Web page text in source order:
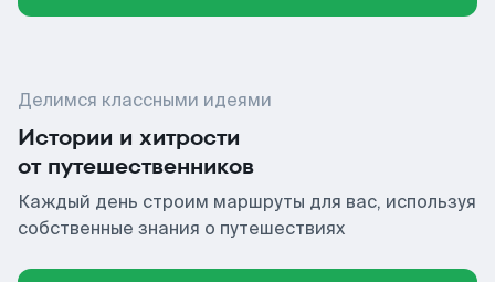
Делимся классными идеями
Истории и хитрости
от путешественников
Каждый день строим маршруты для вас, используя
собственные знания о путешествиях